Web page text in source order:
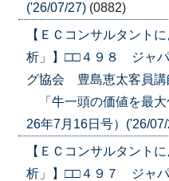
('26/07/27) (0882)
【ＥＣコンサルタント
析」】□□４９８ ジャパ
グ協会 豊島恵太客員
「牛一頭の価値を最大
26年7月16日号）('26/
【ＥＣコンサルタント
析」】□□４９７ ジャパ